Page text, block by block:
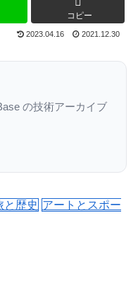
コピー
2023.04.16 2021.12.30
の技術アーカイブ
と歴史 アートとスポー